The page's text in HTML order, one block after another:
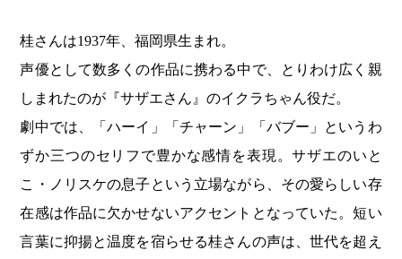
桂さんは1937年、福岡県生まれ。
声優として数多くの作品に携わる中で、とりわけ広く親
しまれたのが『サザエさん』のイクラちゃん役だ。
劇中では、「ハーイ」「チャーン」「バブー」というわ
ずか三つのセリフで豊かな感情を表現。サザエのいと
こ・ノリスケの息子という立場ながら、その愛らしい存
在感は作品に欠かせないアクセントとなっていた。短い
言葉に抑揚と温度を宿らせる桂さんの声は、世代を超え